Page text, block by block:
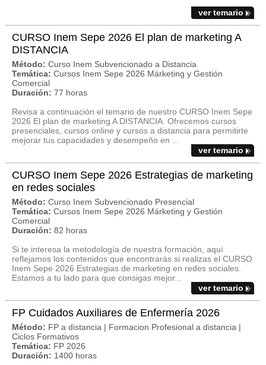
ver temario
CURSO Inem Sepe 2026 El plan de marketing A
DISTANCIA
Método: Curso Inem Subvencionado a Distancia
Temática: Cursos Inem Sepe 2026 Márketing y Gestión
Comercial
Duración: 77 horas
Revisa a continuación el temario de nuestro CURSO Inem Sepe
2026 El plan de marketing A DISTANCIA. Ofrecemos cursos
presenciales, cursos online y cursos a distancia para permitirte
mejorar tus capacidades y desempeño en ...
ver temario
CURSO Inem Sepe 2026 Estrategias de marketing
en redes sociales
Método: Curso Inem Subvencionado Presencial
Temática: Cursos Inem Sepe 2026 Márketing y Gestión
Comercial
Duración: 82 horas
Si te interesa la metodología de nuestra formación, aquí
reflejamos los contenidos que encontrarás si realizas el CURSO
Inem Sepe 2026 Estrategias de marketing en redes sociales.
Estamos a tu lado para que consigas mejor...
ver temario
FP Cuidados Auxiliares de Enfermería 2026
Método: FP a distancia | Formacion Profesional a distancia |
Ciclos Formativos
Temática: FP 2026
Duración: 1400 horas